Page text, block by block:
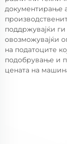
документирање
поддржувајќи ги
овозможувајќи
на податоците
подобрување и
цената на